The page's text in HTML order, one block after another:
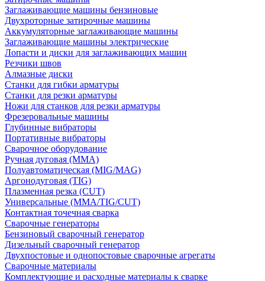
Заглаживающие машины бензиновые
Двухроторные затирочные машины
Аккумуляторные заглаживающие машины
Заглаживающие машины электрические
Лопасти и диски для заглаживающих машин
Резчики швов
Алмазные диски
Станки для гибки арматуры
Станки для резки арматуры
Ножи для станков для резки арматуры
Фрезеровальные машины
Глубинные вибраторы
Портативные вибраторы
Сварочное оборудование
Ручная дуговая (MMA)
Полуавтоматическая (MIG/MAG)
Аргонодуговая (TIG)
Плазменная резка (CUT)
Универсальные (MMA/TIG/CUT)
Контактная точечная сварка
Сварочные генераторы
Бензиновый сварочный генератор
Дизельный сварочный генератор
Двухпостовые и однопостовые сварочные агрегаты
Сварочные материалы
Комплектующие и расходные материалы к сварке